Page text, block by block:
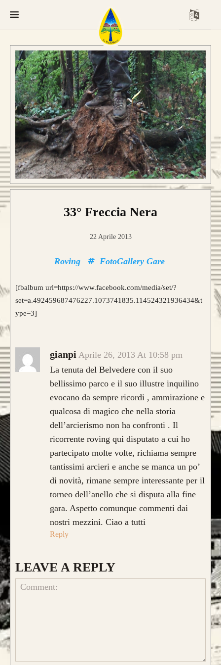
33° Freccia Nera
22 Aprile 2013
Roving FotoGallery Gare
[fbalbum url=https://www.facebook.com/media/set/?
set=a.492459687476227.1073741835.114524321936434&t
ype=3]
gianpi Aprile 26, 2013 At 10:58 pm
La tenuta del Belvedere con il suo
bellissimo parco e il suo illustre inquilino
evocano da sempre ricordi , ammirazione e
qualcosa di magico che nella storia
dell’arcierismo non ha confronti . Il
ricorrente roving qui disputato a cui ho
partecipato molte volte, richiama sempre
tantissimi arcieri e anche se manca un po’
di novità, rimane sempre interessante per il
torneo dell’anello che si disputa alla fine
gara. Aspetto comunque commenti dai
nostri mezzini. Ciao a tutti
Reply
LEAVE A REPLY